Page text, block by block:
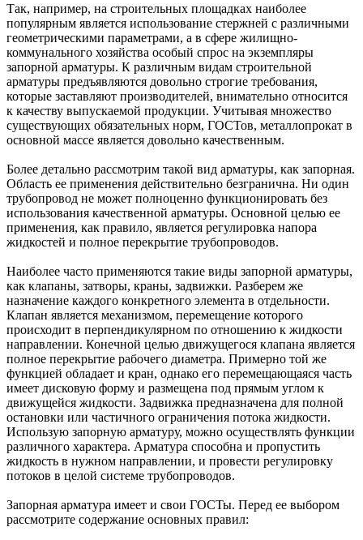
Так, например, на строительных площадках наиболее
популярным является использование стержней с различными
геометрическими параметрами, а в сфере жилищно-
коммунального хозяйства особый спрос на экземпляры
запорной арматуры. К различным видам строительной
арматуры предъявляются довольно строгие требования,
которые заставляют производителей, внимательно относится
к качеству выпускаемой продукции. Учитывая множество
существующих обязательных норм, ГОСТов, металлопрокат в
основной массе является довольно качественным.
Более детально рассмотрим такой вид арматуры, как запорная.
Область ее применения действительно безгранична. Ни один
трубопровод не может полноценно функционировать без
использования качественной арматуры. Основной целью ее
применения, как правило, является регулировка напора
жидкостей и полное перекрытие трубопроводов.
Наиболее часто применяются такие виды запорной арматуры,
как клапаны, затворы, краны, задвижки. Разберем же
назначение каждого конкретного элемента в отдельности.
Клапан является механизмом, перемещение которого
происходит в перпендикулярном по отношению к жидкости
направлении. Конечной целью движущегося клапана является
полное перекрытие рабочего диаметра. Примерно той же
функцией обладает и кран, однако его перемещающаяся часть
имеет дисковую форму и размещена под прямым углом к
движущейся жидкости. Задвижка предназначена для полной
остановки или частичного ограничения потока жидкости.
Использую запорную арматуру, можно осуществлять функции
различного характера. Арматура способна и пропустить
жидкость в нужном направлении, и провести регулировку
потоков в целой системе трубопроводов.
Запорная арматура имеет и свои ГОСТы. Перед ее выбором
рассмотрите содержание основных правил: